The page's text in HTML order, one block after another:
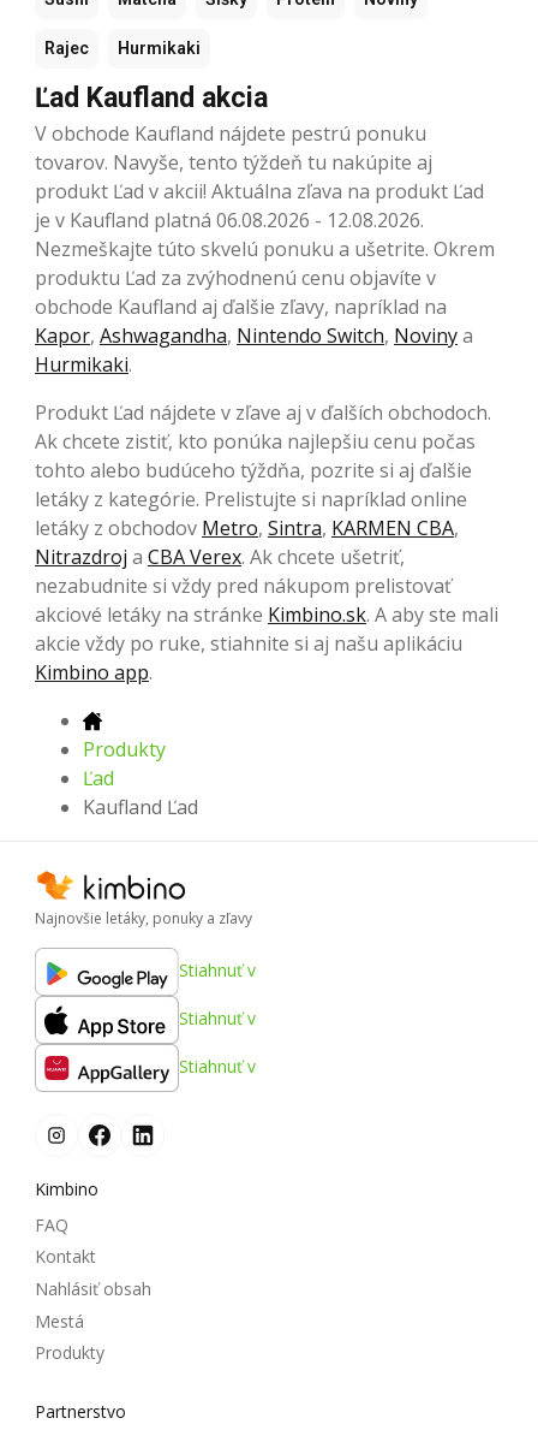
Rajec Hurmikaki
Ľad Kaufland akcia
V obchode Kaufland nájdete pestrú ponuku
tovarov. Navyše, tento týždeň tu nakúpite aj
produkt Ľad v akcii! Aktuálna zľava na produkt Ľad
je v Kaufland platná 06.08.2026 - 12.08.2026.
Nezmeškajte túto skvelú ponuku a ušetrite. Okrem
produktu Ľad za zvýhodnenú cenu objavíte v
obchode Kaufland aj ďalšie zľavy, napríklad na
Kapor, Ashwagandha, Nintendo Switch, Novinya
Hurmikaki.
Produkt Ľad nájdete v zľave aj v ďalších obchodoch.
Ak chcete zistiť, kto ponúka najlepšiu cenu počas
tohto alebo budúceho týždňa, pozrite si aj ďalšie
letáky z kategórie. Prelistujte si napríklad online
letáky z obchodov Metro, Sintra, KARMEN CBA,
Nitrazdroj a CBA Verex. Ak chcete ušetriť,
nezabudnite si vždy pred nákupom prelistovať
akciové letáky na stránke Kimbino.sk. A aby ste mali
akcie vždy po ruke, stiahnite si aj našu aplikáciu
Kimbino app.
Produkty
Ľad
Kaufland Ľad
Najnovšie letáky, ponuky a zľavy
Stiahnuť v
Stiahnuť v
Stiahnuť v
Kimbino
FAQ
Kontakt
Nahlásiť obsah
Mestá
Produkty
Partnerstvo